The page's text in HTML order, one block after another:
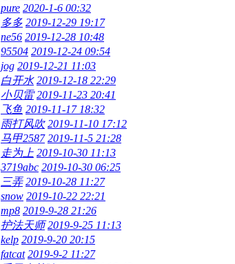
pure 2020-1-6 00:32
多多 2019-12-29 19:17
ne56 2019-12-28 10:48
95504 2019-12-24 09:54
jog 2019-12-21 11:03
白开水 2019-12-18 22:29
小贝雷 2019-11-23 20:41
飞鱼 2019-11-17 18:32
雨打风吹 2019-11-10 17:12
马甲2587 2019-11-5 21:28
走为上 2019-10-30 11:13
3719abc 2019-10-30 06:25
三弄 2019-10-28 11:27
snow 2019-10-22 22:21
mp8 2019-9-28 21:26
护法天师 2019-9-25 11:13
kelp 2019-9-20 20:15
fatcat 2019-9-2 11:27